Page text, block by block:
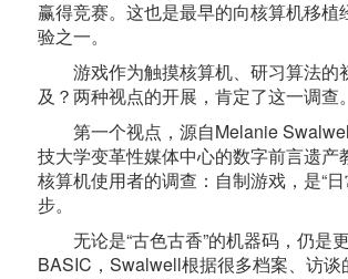
赢得竞赛。这也是最早的向核算机移植
验之一。
游戏作为触摸核算机、研习算法的
及？两种视点的开展，肯定了这一调查。
第一个视点，源自Melanie
技大学变革性媒体中心的数字前言遗产
核算机使用者的调查：自制游戏，是“
步。
无论是“古色古香”的机器码，仍是
BASIC，Swalwell根据很多档案、访谈